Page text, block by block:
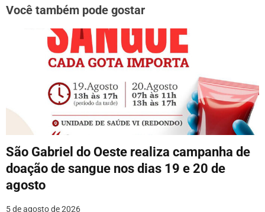
a
P
o
s
Você também pode gostar
São Gabriel do Oeste realiza campanha de
doação de sangue nos dias 19 e 20 de
agosto
5 de agosto de 2026